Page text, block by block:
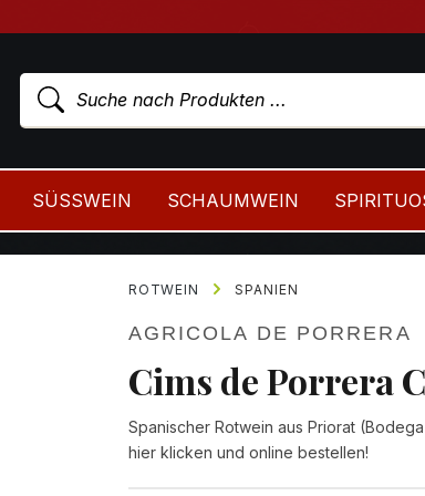
SÜSSWEIN SCHAUMWEIN
ROTWEIN SPANIEN
AGRICOLA DE PORRERA
Cims de Porrera
Spanischer Rotwein aus Priorat
hier klicken und online bestellen!